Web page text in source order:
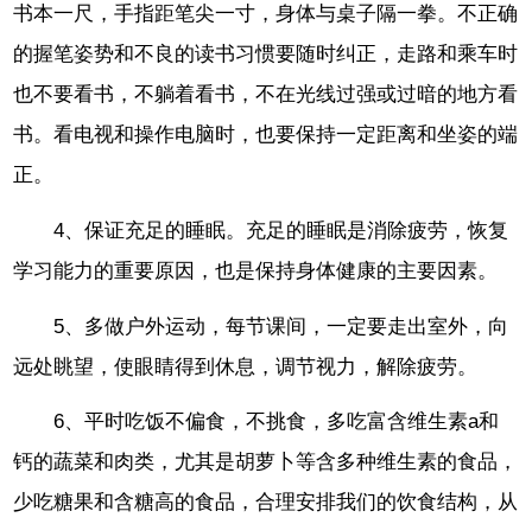
书本一尺，手指距笔尖一寸，身体与桌子隔一拳。不正确
的握笔姿势和不良的读书习惯要随时纠正，走路和乘车时
也不要看书，不躺着看书，不在光线过强或过暗的地方看
书。看电视和操作电脑时，也要保持一定距离和坐姿的端
正。
4、保证充足的睡眠。充足的睡眠是消除疲劳，恢复
学习能力的重要原因，也是保持身体健康的主要因素。
5、多做户外运动，每节课间，一定要走出室外，向
远处眺望，使眼睛得到休息，调节视力，解除疲劳。
6、平时吃饭不偏食，不挑食，多吃富含维生素a和
钙的蔬菜和肉类，尤其是胡萝卜等含多种维生素的食品，
少吃糖果和含糖高的食品，合理安排我们的饮食结构，从